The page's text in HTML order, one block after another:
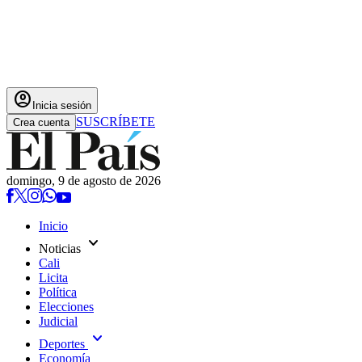
account_circle Inicia sesión
Crea cuenta SUSCRÍBETE
domingo, 9 de agosto de 2026
Inicio
Noticias expand_more
Cali
Licita
Política
Elecciones
Judicial
Deportes expand_more
Economía